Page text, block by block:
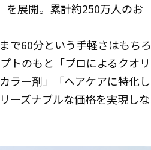
展開。累計約250万人のお
で60分という手軽さはもちろ
トのもと「プロによるクオリ
ラー剤」「ヘアケアに特化し
ーズナブルな価格を実現しな